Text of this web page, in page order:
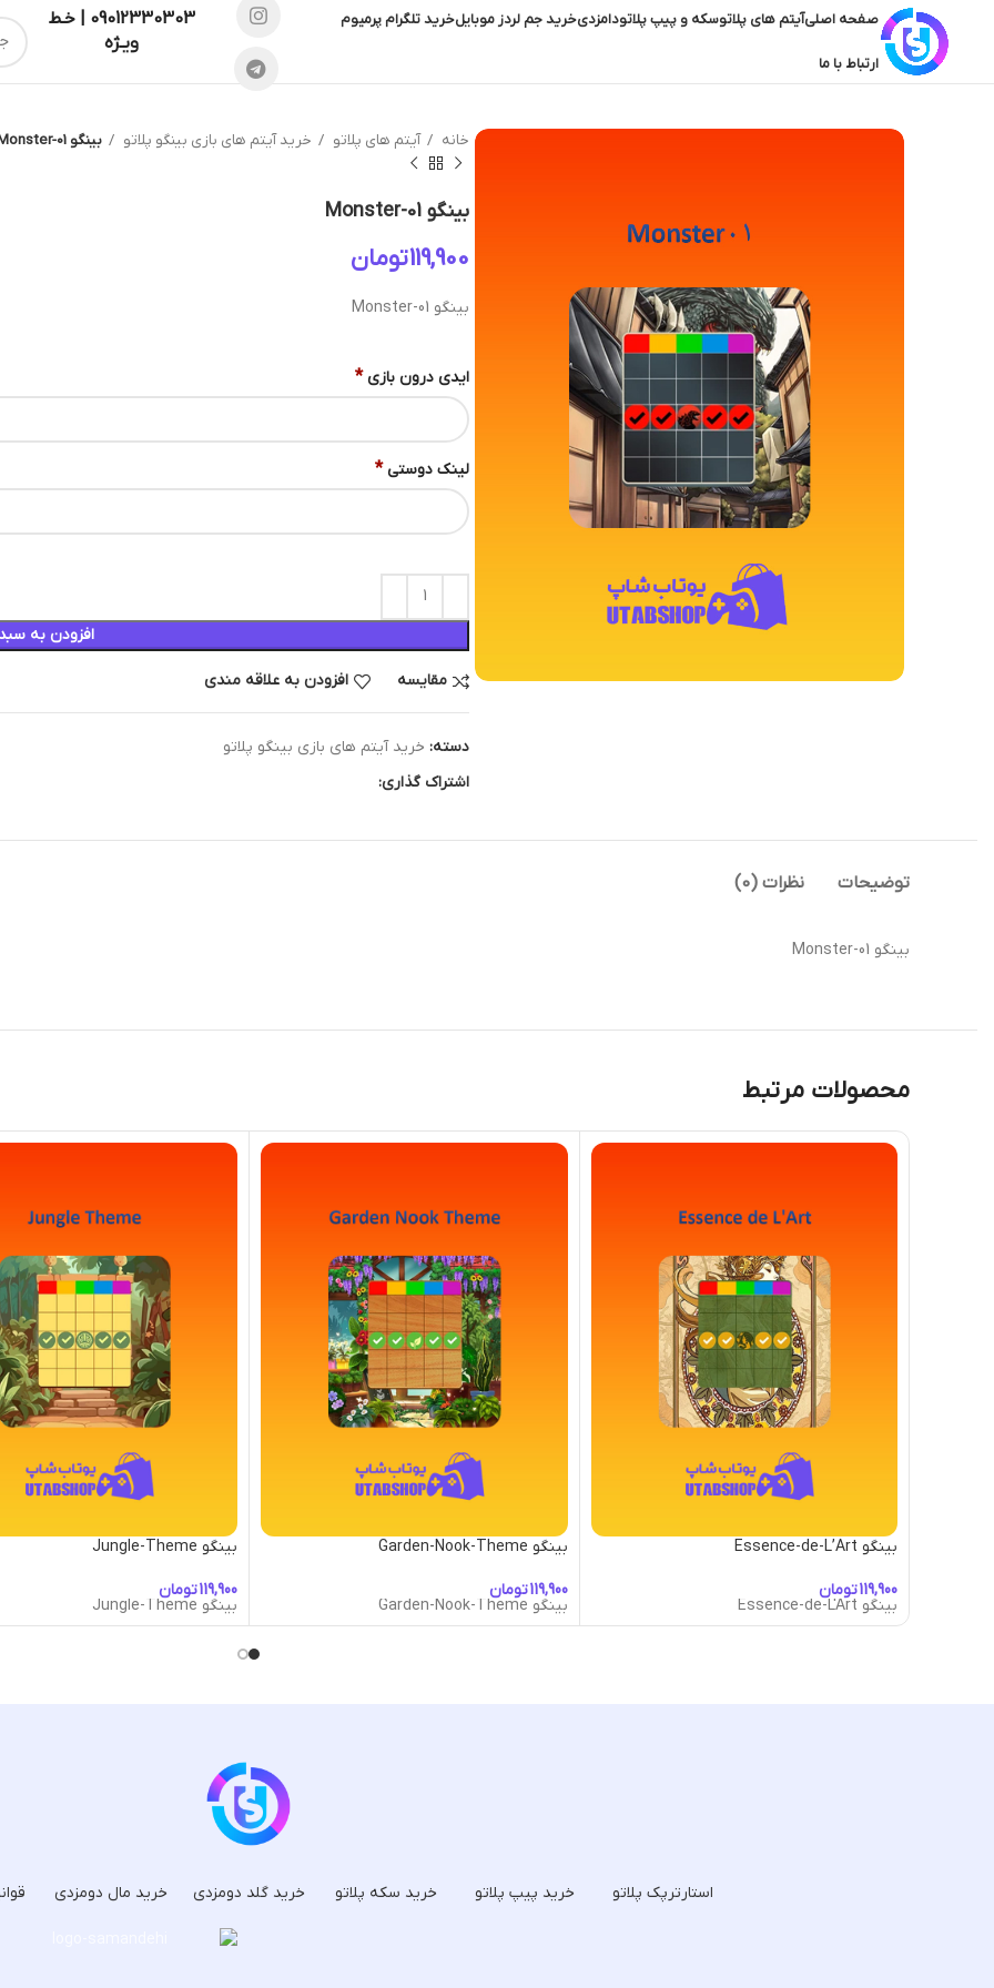
صفحه اصلیآیتم های پلاتوسکه و پیپ پلاتودامزدیخرید جم لردز موبایلخرید تلگرام پرمیوم
ارتباط با ما
09012330303 | خـط
ویـژه
خانه آیتم های پلاتو خرید آیتم های بازی بینگو پلاتو بینگو Monster-01
بینگو Monster-01
تومان
بینگو Monster-01
ایدی درون بازی *
لینک دوستی *
افزودن به
مقایسه افزودن به علاقه مندی
دسته: خرید آیتم های بازی بینگو پلاتو
اشتراک گذاری:
توضیحات نظرات (0)
بینگو Monster-01
محصولات مرتبط
بینگو Essence-de-L’Art
تومان
بینگو Essence-de-L'Art
بینگو Garden-Nook-Theme
تومان
بینگو Garden-Nook-Theme
بینگو Jungle-Theme
تومان
بینگو Jungle-Theme
استارترپک پلاتو خرید پیپ پلاتو خرید سکه پلاتو خرید گلد دومزدی خرید مال دومزدی